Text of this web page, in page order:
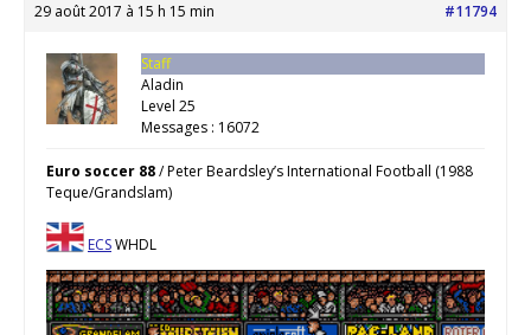
29 août 2017 à 15 h 15 min #11794
Staff
Aladin
Level 25
Messages : 16072
Euro soccer 88/ Peter Beardsley’s International Football (1988
Teque/Grandslam)
ECSWHDL